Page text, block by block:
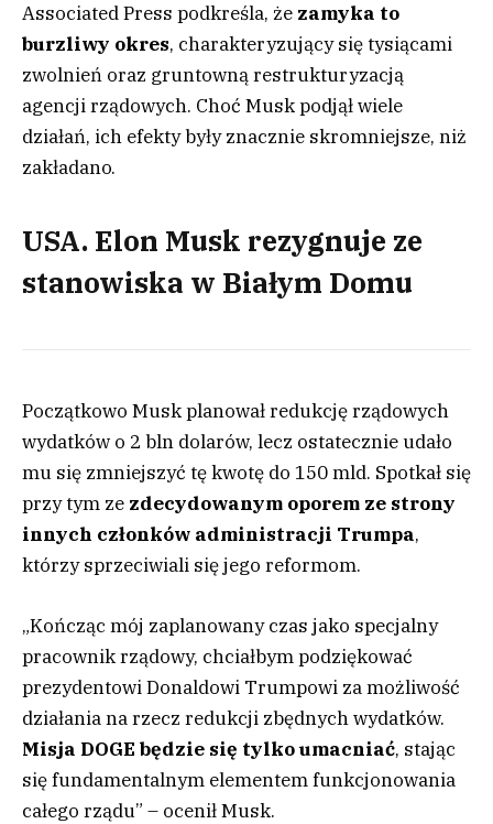
Associated Press podkreśla, że zamyka to
burzliwy okres, charakteryzujący się tysiącami
zwolnień oraz gruntowną restrukturyzacją
agencji rządowych. Choć Musk podjął wiele
działań, ich efekty były znacznie skromniejsze, niż
zakładano.
USA. Elon Musk rezygnuje ze
stanowiska w Białym Domu
Początkowo Musk planował redukcję rządowych
wydatków o 2 bln dolarów, lecz ostatecznie udało
mu się zmniejszyć tę kwotę do 150 mld. Spotkał się
przy tym ze zdecydowanym oporem ze strony
innych członków administracji Trumpa,
którzy sprzeciwiali się jego reformom.
„Kończąc mój zaplanowany czas jako specjalny
pracownik rządowy, chciałbym podziękować
prezydentowi Donaldowi Trumpowi za możliwość
działania na rzecz redukcji zbędnych wydatków.
Misja DOGE będzie się tylko umacniać, stając
się fundamentalnym elementem funkcjonowania
całego rządu” – ocenił Musk.